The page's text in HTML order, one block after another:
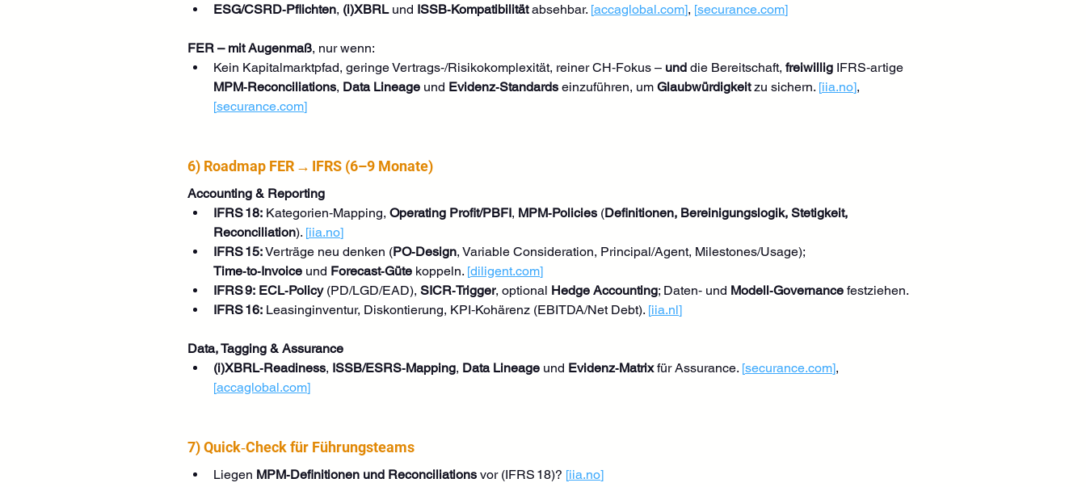
ESG/CSRD‑Pflichten, (i)XBRL und ISSB‑Kompatibilität absehbar. [accaglobal.com], [securance.com]
FER – mit Augenmaß, nur wenn:
Kein Kapitalmarktpfad, geringe Vertrags‑/Risikokomplexität, reiner CH‑Fokus – und die Bereitschaft, freiwillig IFRS‑artige
MPM‑Reconciliations, Data Lineage und Evidenz‑Standards einzuführen, um Glaubwürdigkeit zu sichern. [iia.no],
[securance.com]
6) Roadmap FER → IFRS (6–9 Monate)
Accounting & Reporting
IFRS 18: Kategorien‑Mapping, Operating Profit/PBFI, MPM‑Policies (Definitionen, Bereinigungslogik, Stetigkeit,
Reconciliation). [iia.no]
IFRS 15: Verträge neu denken (PO‑Design, Variable Consideration, Principal/Agent, Milestones/Usage);
Time‑to‑Invoice und Forecast‑Güte koppeln. [diligent.com]
IFRS 9: ECL‑Policy (PD/LGD/EAD), SICR‑Trigger, optional Hedge Accounting; Daten‑ und Modell‑Governance festziehen.
IFRS 16: Leasinginventur, Diskontierung, KPI‑Kohärenz (EBITDA/Net Debt). [iia.nl]
Data, Tagging & Assurance
(i)XBRL‑Readiness, ISSB/ESRS‑Mapping, Data Lineage und Evidenz‑Matrix für Assurance. [securance.com],
[accaglobal.com]
7) Quick‑Check für Führungsteams
Liegen MPM‑Definitionen und Reconciliations vor (IFRS 18)? [iia.no]